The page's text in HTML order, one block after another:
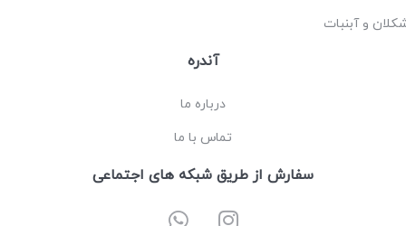
و آبنبات
آندره
درباره ما
تماس با ما
سفارش از طریق شبکه های اجتماعی